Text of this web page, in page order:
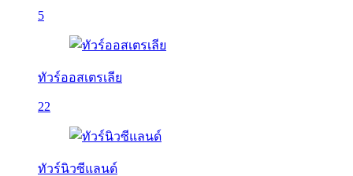
5
ทัวร์ออสเตรเลีย
22
ทัวร์นิวซีแลนด์